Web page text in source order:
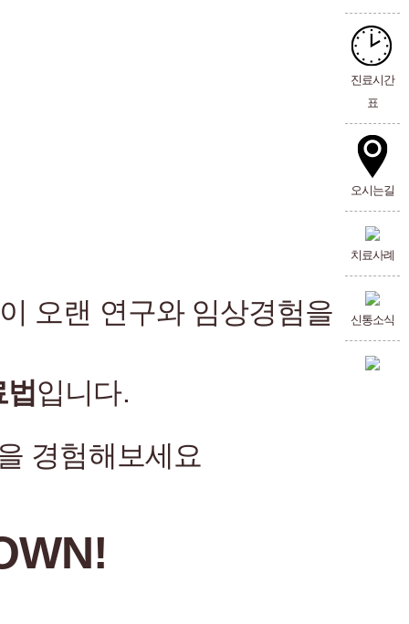
오랜 연구와 임상경험을
법입니다.
경험해보세요
진료시간
표
오시는길
치료사례
신통소식